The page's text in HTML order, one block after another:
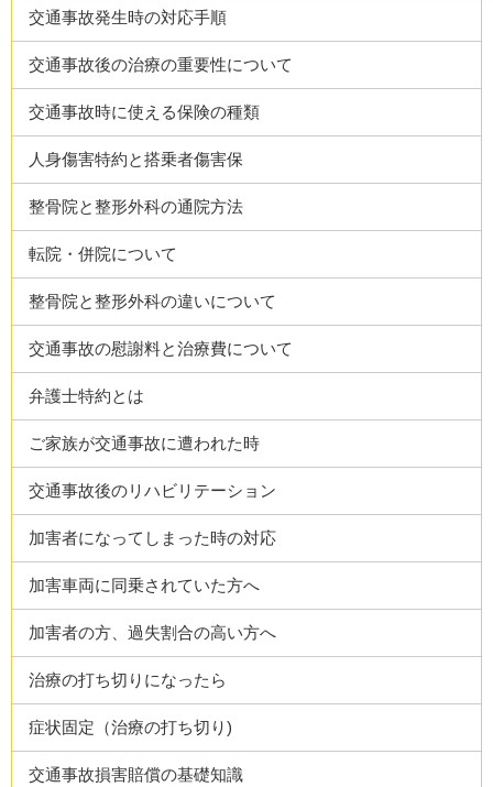
交通事故発生時の対応手順
交通事故後の治療の重要性について
交通事故時に使える保険の種類
人身傷害特約と搭乗者傷害保
整骨院と整形外科の通院方法
転院・併院について
整骨院と整形外科の違いについて
交通事故の慰謝料と治療費について
弁護士特約とは
ご家族が交通事故に遭われた時
交通事故後のリハビリテーション
加害者になってしまった時の対応
加害車両に同乗されていた方へ
加害者の方、過失割合の高い方へ
治療の打ち切りになったら
症状固定（治療の打ち切り)
交通事故損害賠償の基礎知識